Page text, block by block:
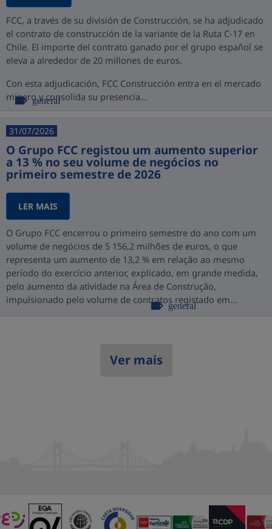
FCC, a través de su división de Construcción, se ha adjudicado
el contrato de construcción de la variante de la Ruta C-17 en
Chile. El importe del contrato ganado por el grupo español se
eleva a alrededor de 20 millones de euros.
Con esta adjudicación, FCC Construcción entra en el mercado
minero y consolida su presencia...
general
31/07/2026
O Grupo FCC registou um aumento superior
a 13 % no seu volume de negócios no
primeiro semestre de 2026
LER MAIS
O Grupo FCC encerrou o primeiro semestre do ano com um
volume de negócios de 5 156,2 milhões de euros, o que
representa um aumento de 13,2 % em relação ao mesmo
período do exercício anterior, explicado, em grande medida,
pelo aumento da atividade na Área de Construção,
impulsionado pelo volume de contratos registado em...
general
Ver mais